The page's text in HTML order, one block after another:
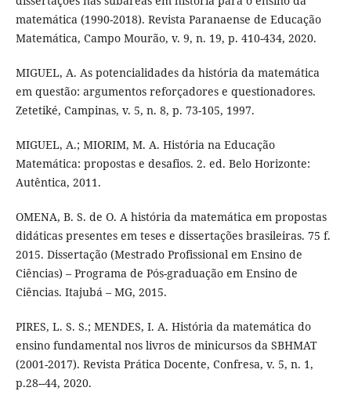
matemática (1990-2018). Revista Paranaense de Educação
Matemática, Campo Mourão, v. 9, n. 19, p. 410-434, 2020.
MIGUEL, A. As potencialidades da história da matemática
em questão: argumentos reforçadores e questionadores.
Zetetiké, Campinas, v. 5, n. 8, p. 73-105, 1997.
MIGUEL, A.; MIORIM, M. A. História na Educação
Matemática: propostas e desafios. 2. ed. Belo Horizonte:
Autêntica, 2011.
OMENA, B. S. de O. A história da matemática em propostas
didáticas presentes em teses e dissertações brasileiras. 75 f.
2015. Dissertação (Mestrado Profissional em Ensino de
Ciências) – Programa de Pós-graduação em Ensino de
Ciências. Itajubá – MG, 2015.
PIRES, L. S. S.; MENDES, I. A. História da matemática do
ensino fundamental nos livros de minicursos da SBHMAT
(2001-2017). Revista Prática Docente, Confresa, v. 5, n. 1,
p.28--44, 2020.